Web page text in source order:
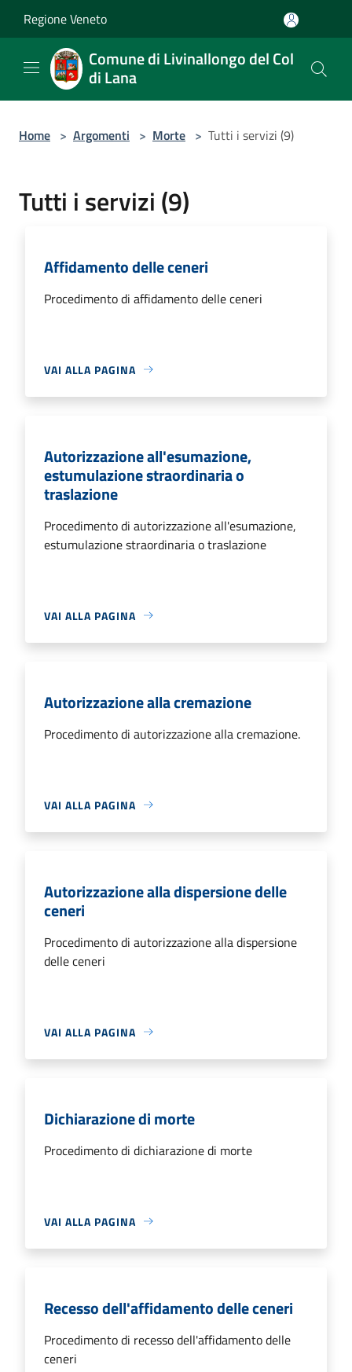
Regione Veneto
Comune di Livinallongo del Col
di Lana
Home > Argomenti > Morte > Tutti i servizi (9)
Tutti i servizi (9)
Affidamento delle ceneri
Procedimento di affidamento delle ceneri
VAI ALLA PAGINA
Autorizzazione all'esumazione,
estumulazione straordinaria o
traslazione
Procedimento di autorizzazione all'esumazione,
estumulazione straordinaria o traslazione
VAI ALLA PAGINA
Autorizzazione alla cremazione
Procedimento di autorizzazione alla cremazione.
VAI ALLA PAGINA
Autorizzazione alla dispersione delle
ceneri
Procedimento di autorizzazione alla dispersione
delle ceneri
VAI ALLA PAGINA
Dichiarazione di morte
Procedimento di dichiarazione di morte
VAI ALLA PAGINA
Recesso dell'affidamento delle ceneri
Procedimento di recesso dell'affidamento delle
ceneri